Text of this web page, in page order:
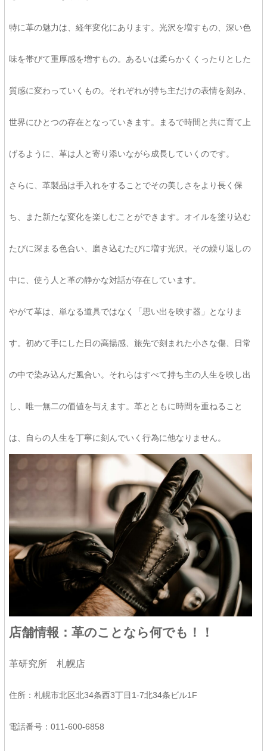
特に革の魅力は、経年変化にあります。光沢を増すもの、深い色
味を帯びて重厚感を増すもの。あるいは柔らかくくったりとした
質感に変わっていくもの。それぞれが持ち主だけの表情を刻み、
世界にひとつの存在となっていきます。まるで時間と共に育て上
げるように、革は人と寄り添いながら成長していくのです。
さらに、革製品は手入れをすることでその美しさをより長く保
ち、また新たな変化を楽しむことができます。オイルを塗り込む
たびに深まる色合い、磨き込むたびに増す光沢。その繰り返しの
中に、使う人と革の静かな対話が存在しています。
やがて革は、単なる道具ではなく「思い出を映す器」となりま
す。初めて手にした日の高揚感、旅先で刻まれた小さな傷、日常
の中で染み込んだ風合い。それらはすべて持ち主の人生を映し出
し、唯一無二の価値を与えます。革とともに時間を重ねること
は、自らの人生を丁寧に刻んでいく行為に他なりません。
店舗情報：革のことなら何でも！！
革研究所 札幌店
住所：札幌市北区北34条西3丁目1-7北34条ビル1F
電話番号：011-600-6858